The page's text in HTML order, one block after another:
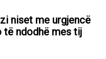
niset me urgjencë
të ndodhë mes tij